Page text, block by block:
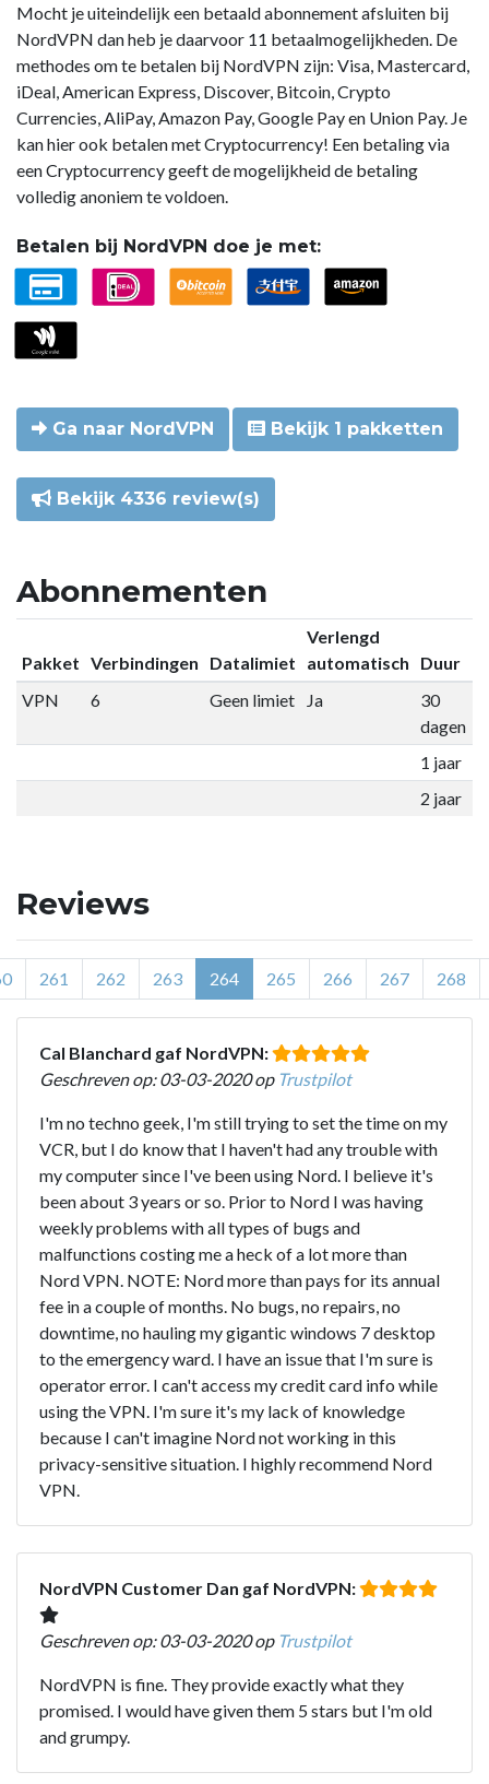
Mocht je uiteindelijk een betaald abonnement afsluiten bij
NordVPN dan heb je daarvoor 11 betaalmogelijkheden. De
methodes om te betalen bij NordVPN zijn: Visa, Mastercard,
iDeal, American Express, Discover, Bitcoin, Crypto
Currencies, AliPay, Amazon Pay, Google Pay en Union Pay. Je
kan hier ook betalen met Cryptocurrency! Een betaling via
een Cryptocurrency geeft de mogelijkheid de betaling
volledig anoniem te voldoen.
Betalen bij NordVPN doe je met:
Ga naar NordVPN Bekijk 1 pakketten
Bekijk 4336 review(s)
Abonnementen
Pakket Verbindingen Datalimiet
Verlengd
automatisch
Duur
VPN
6 Geen limiet Ja
30
dagen
1 jaar
2 jaar
Reviews
261 262 263 264 265 266 267 268
Cal Blanchard gaf NordVPN:
Geschreven op: 03-03-2020 op Trustpilot
I'm no techno geek, I'm still trying to set the time on my
VCR, but I do know that I haven't had any trouble with
my computer since I've been using Nord. I believe it's
been about 3 years or so. Prior to Nord I was having
weekly problems with all types of bugs and
malfunctions costing me a heck of a lot more than
Nord VPN. NOTE: Nord more than pays for its annual
fee in a couple of months. No bugs, no repairs, no
downtime, no hauling my gigantic windows 7 desktop
to the emergency ward. I have an issue that I'm sure is
operator error. I can't access my credit card info while
using the VPN. I'm sure it's my lack of knowledge
because I can't imagine Nord not working in this
privacy-sensitive situation. I highly recommend Nord
VPN.
NordVPN Customer Dan gaf NordVPN:
Geschreven op: 03-03-2020 op Trustpilot
NordVPN is fine. They provide exactly what they
promised. I would have given them 5 stars but I'm old
and grumpy.